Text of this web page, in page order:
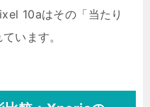
10aはその「当たり
います。